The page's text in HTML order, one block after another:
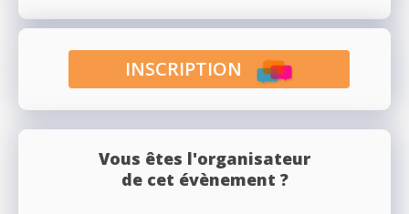
INSCRIPTION
Vous êtes l'organisateur
de cet évènement ?